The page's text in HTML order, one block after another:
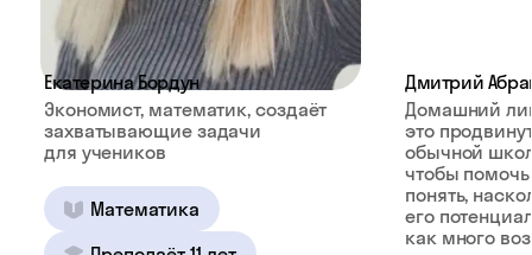
Екатерина Бордун
Экономист, математик, создаёт
захватывающие задачи
для учеников
Математика
Дмитрий
Домашний
это
обычной
чтобы
понять,
его
как много